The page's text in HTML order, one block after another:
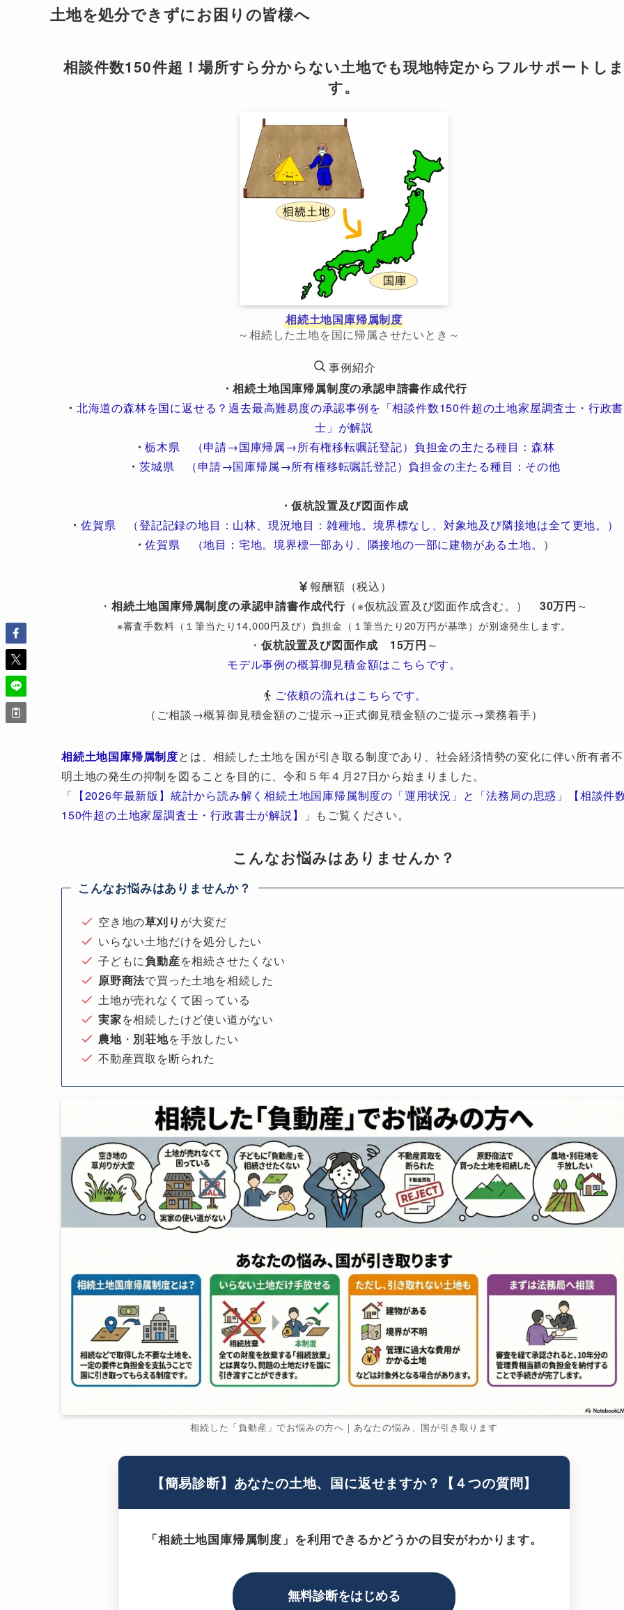
土地を処分できずにお困りの皆様へ
相談件数150件超！場所すら分からない土地でも現地特定からフルサポートしま
す。
相続土地国庫帰属制度
～相続した土地を国に帰属させたいとき～
事例紹介
・相続土地国庫帰属制度の承認申請書作成代行
・ 北海道の森林を国に返せる？過去最高難易度の承認事例を「相談件数150件超の土地家屋調査士・行政書
士」が解説
・栃木県 （申請→国庫帰属→所有権移転嘱託登記）負担金の主たる種目：森林
・ 茨城県 （申請→国庫帰属→所有権移転嘱託登記）負担金の主たる種目：その他
・仮杭設置及び図面作成
・ 佐賀県 （登記記録の地目：山林、現況地目：雑種地。境界標なし、対象地及び隣接地は全て更地。）
・佐賀県 （地目：宅地。境界標一部あり、隣接地の一部に建物がある土地。 ）
報酬額（税込）
・相続土地国庫帰属制度の承認申請書作成代行 （※仮杭設置及び図面作成含む。） 30万円 ～
※審査手数料（１筆当たり14,000円及び）負担金（１筆当たり20万円が基準）が別途発生します。
・ 仮杭設置及び図面作成 15万円 ～
モデル事例の概算御見積金額はこちらです。
ご依頼の流れはこちらです。
（ご相談→概算御見積金額のご提示→正式御見積金額のご提示→業務着手）
相続土地国庫帰属制度とは、相続した土地を国が引き取る制度であり、社会経済情勢の変化に伴い所有者不
明土地の発生の抑制を図ることを目的に、令和５年４月27日から始まりました。
「 【2026年最新版】統計から読み解く相続土地国庫帰属制度の「運用状況」と「法務局の思惑」【相談件
150件超の土地家屋調査士・行政書士が解説】
」もご覧ください。
こんなお悩みはありませんか？
こんなお悩みはありませんか？
空き地の草刈り が大変だ
いらない土地だけを処分したい
子どもに負動産を相続させたくない
原野商法で買った土地を相続した
土地が売れなくて困っている
実家を相続したけど使い道がない
農地・ 別荘地を手放したい
不動産買取を断られた
相続した「負動産」でお悩みの方へ｜あなたの悩み、国が引き取ります
【簡易診断】あなたの土地、国に返せますか？【４つの質問】
「相続土地国庫帰属制度」を利用できるかどうかの目安がわかります。
無料診断をはじめる